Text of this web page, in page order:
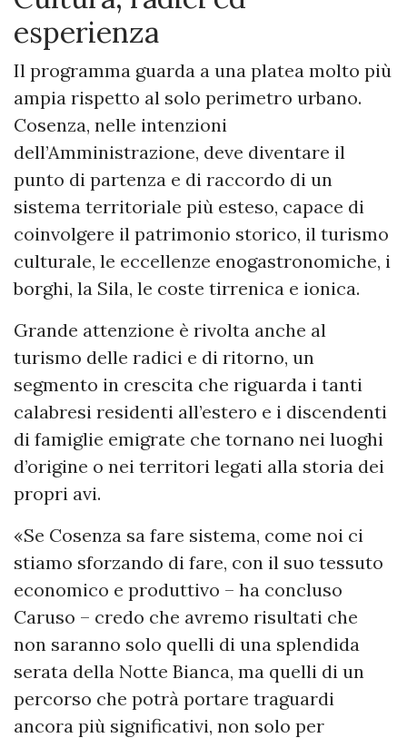
esperienza
Il programma guarda a una platea molto più
ampia rispetto al solo perimetro urbano.
Cosenza, nelle intenzioni
dell’Amministrazione, deve diventare il
punto di partenza e di raccordo di un
sistema territoriale più esteso, capace di
coinvolgere il patrimonio storico, il turismo
culturale, le eccellenze enogastronomiche, i
borghi, la Sila, le coste tirrenica e ionica.
Grande attenzione è rivolta anche al
turismo delle radici e di ritorno, un
segmento in crescita che riguarda i tanti
calabresi residenti all’estero e i discendenti
di famiglie emigrate che tornano nei luoghi
d’origine o nei territori legati alla storia dei
propri avi.
«Se Cosenza sa fare sistema, come noi ci
stiamo sforzando di fare, con il suo tessuto
economico e produttivo – ha concluso
Caruso – credo che avremo risultati che
non saranno solo quelli di una splendida
serata della Notte Bianca, ma quelli di un
percorso che potrà portare traguardi
ancora più significativi, non solo per